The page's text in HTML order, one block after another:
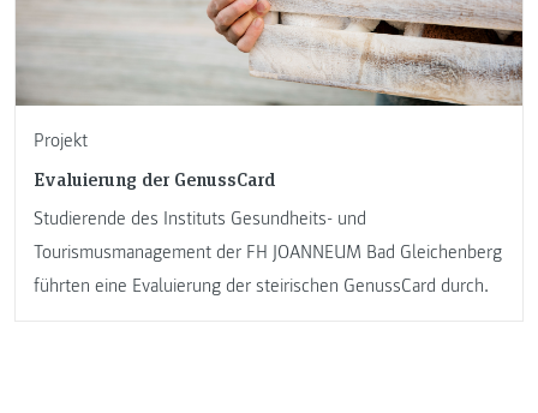
Projekt
Evaluierung der GenussCard
Studierende des Instituts Gesundheits- und
Tourismusmanagement der FH JOANNEUM Bad Gleichenberg
führten eine Evaluierung der steirischen GenussCard durch.